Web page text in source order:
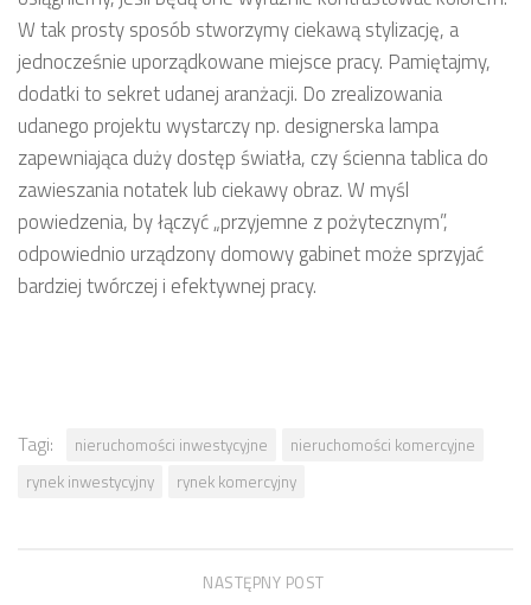
W tak prosty sposób stworzymy ciekawą stylizację, a
jednocześnie uporządkowane miejsce pracy. Pamiętajmy,
dodatki to sekret udanej aranżacji. Do zrealizowania
udanego projektu wystarczy np. designerska lampa
zapewniająca duży dostęp światła, czy ścienna tablica do
zawieszania notatek lub ciekawy obraz. W myśl
powiedzenia, by łączyć „przyjemne z pożytecznym”,
odpowiednio urządzony domowy gabinet może sprzyjać
bardziej twórczej i efektywnej pracy.
Tagi: nieruchomości inwestycyjne
nieruchomości komercyjne
rynek inwestycyjny
rynek komercyjny
NASTĘPNY POST